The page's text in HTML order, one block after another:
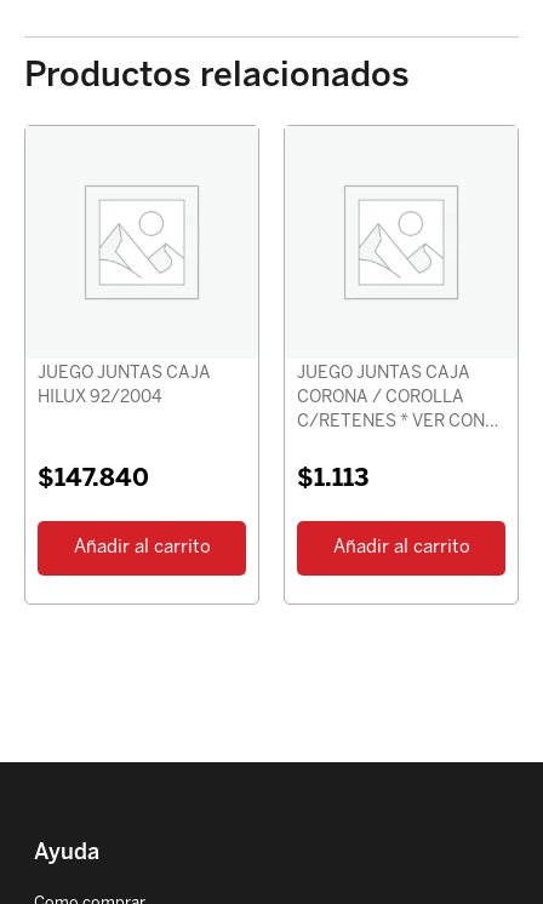
Productos relacionados
JUEGO JUNTAS CAJA
HILUX 92/2004
$147.840
Añadir al carrito
JUEGO JUNTAS CAJA
CORONA / COROLLA
C/RETENES * VER CON
$1.113
Añadir al carrito
Ayuda